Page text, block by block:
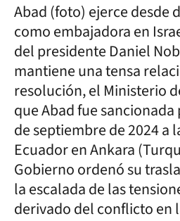
Abad (foto) ejerce desde
como embajadora en
del presidente Daniel
mantiene una tensa
resolución, el Ministerio
que Abad fue
de septiembre de 2024 a
Ecuador en Ankara
Gobierno ordenó su
la escalada de las
derivado del conflicto en